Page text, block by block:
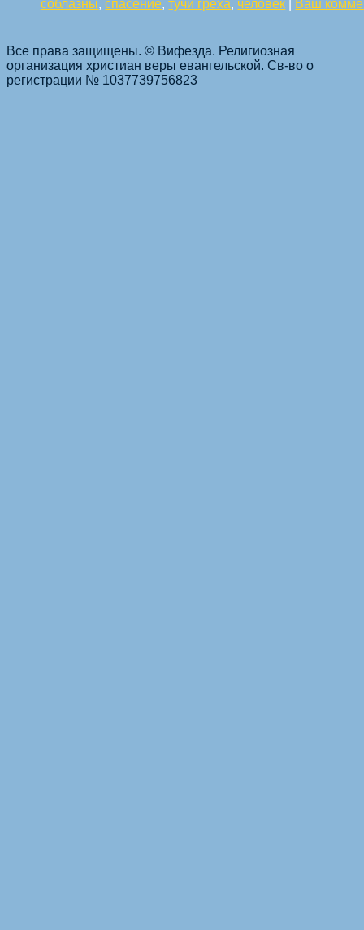
соблазны,спасение,тучи греха, человек Ваш
Навигация по статьям
Все права защищены. © Вифезда. Религиозная
организация христиан веры евангельской. Св-во о
регистрации № 1037739756823